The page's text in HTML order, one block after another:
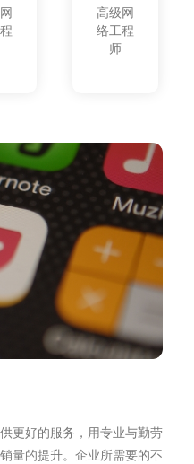
高级网
络工程
师
更好的服务，用专业与勤劳
量的提升。企业所需要的不